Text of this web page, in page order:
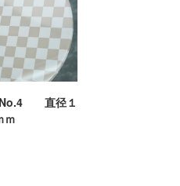
No.4 直径１
ｍ